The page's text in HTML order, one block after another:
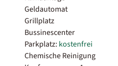
Geldautomat
Grillplatz
Bussinescenter
Parkplatz: kostenfrei
Chemische Reinigung